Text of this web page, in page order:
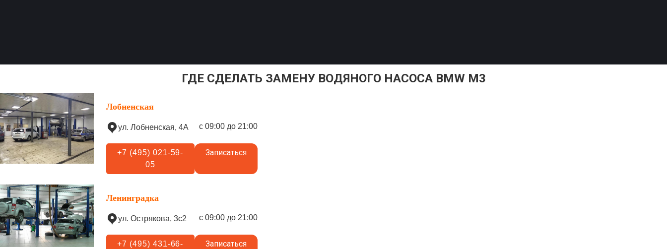
ГДЕ СДЕЛАТЬ ЗАМЕНУ ВОДЯНОГО НАСОСА BMW M3
Лобненская
ул. Лобненская, 4А с 09:00 до 21:00
+7 (495) 021-59-
05
Записаться
Ленинградка
ул. Острякова, 3с2 с 09:00 до 21:00
+7 (495) 431-66-
Записаться